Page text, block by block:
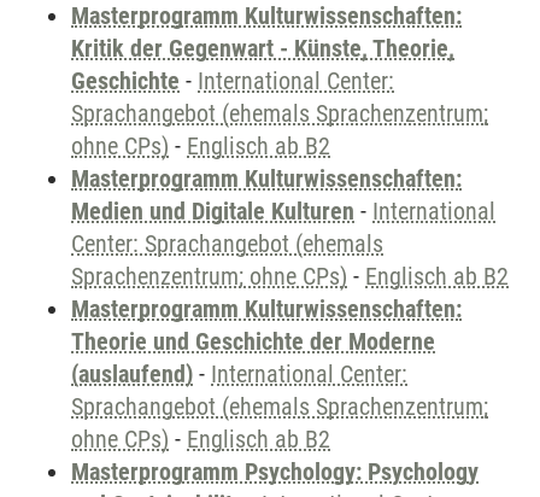
Masterprogramm Kulturwissenschaften:
Kritik der Gegenwart - Künste, Theorie,
Geschichte - International Center:
Sprachangebot (ehemals Sprachenzentrum;
ohne CPs) - Englisch ab B2
Masterprogramm Kulturwissenschaften:
Medien und Digitale Kulturen - International
Center: Sprachangebot (ehemals
Sprachenzentrum; ohne CPs) - Englisch ab B2
Masterprogramm Kulturwissenschaften:
Theorie und Geschichte der Moderne
(auslaufend) - International Center:
Sprachangebot (ehemals Sprachenzentrum;
ohne CPs) - Englisch ab B2
Masterprogramm Psychology: Psychology